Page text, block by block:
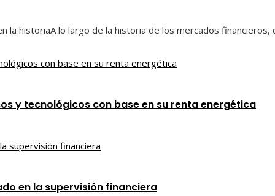
la historiaA lo largo de la historia de los mercados financieros,
y tecnológicos con base en su renta energética
en la supervisión financiera